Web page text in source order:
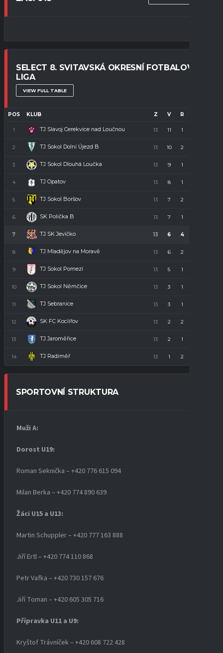
SELECT 8. SVITAVSKÁ OKRESNÍ FOTBALOVÁ
LIGA
VIEW FULL TABLE
POS KLUB Z V R
1 TJ Slavoj Cerekvice nad Loučnou 13 11 1
2 TJ Sokol Dolní Újezd B 13 10 2
3 TJ Sokol Dlouhá Loučka 13 9 1
4 TJ Opatov 13 8 1
5 TJ Sokol Boršov 13 7 2
6 SK Polička B 13 7 1
7 TJ SK Jevíčko 13 6 4
8 TJ Mladějov na Moravě 13 6 2
9 TJ Sokol Pomezí 13 5 1
10 TJ Sokol Němčice 13 3 1
11 TJ Sebranice 13 3 1
12 SK FC Koclířov 13 2 2
13 TJ Jaroměřice 13 2 1
14 TJ Radiměř 13 1 2
SPORTOVNÍ STRUKTURA
Muži A:
Dorost U19:
Roman Seknička – +420 776 615 094
Milan Berka – +420 774 890 639
Žáci U15 a U13:
Martin Schuppler – +420 777 163 888
Jiří Ertl – +420 774 110 868
Petr Vafka – +420 730 157 676
Jiří Toman – +420 605 305 716
Přípravka U11 a U9:
Kryštof Trávníček – +420 608 722 428